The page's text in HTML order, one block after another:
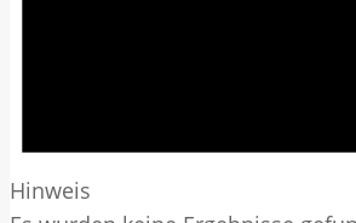
Hinweis